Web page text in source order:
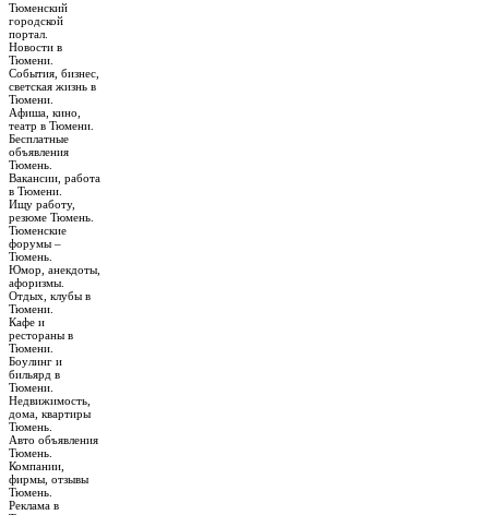
Тюменский
городской
портал.
Новости в
Тюмени.
События, бизнес,
светская жизнь в
Тюмени.
Афиша, кино,
театр в Тюмени.
Бесплатные
объявления
Тюмень.
Вакансии, работа
в Тюмени.
Ищу работу,
резюме Тюмень.
Тюменские
форумы –
Тюмень.
Юмор, анекдоты,
афоризмы.
Отдых, клубы в
Тюмени.
Кафе и
рестораны в
Тюмени.
Боулинг и
бильярд в
Тюмени.
Недвижимость,
дома, квартиры
Тюмень.
Авто объявления
Тюмень.
Компании,
фирмы, отзывы
Тюмень.
Реклама в